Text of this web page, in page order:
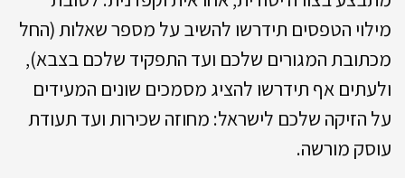
מילוי הטפסים תידרשו להשיב על מספר שאלות (החל
מכתובת המגורים שלכם ועד התפקיד שלכם בצבא),
ולעתים אף תידרשו להציג מסמכים שונים המעידים
על הזיקה שלכם לישראל: מחוזה שכירות ועד תעודת
עוסק מורשה.